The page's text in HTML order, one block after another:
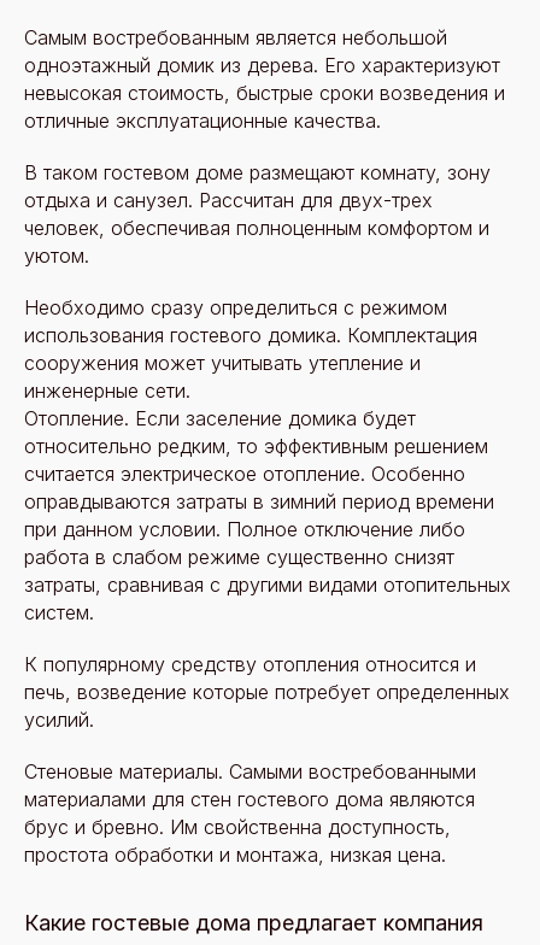
Самым востребованным является небольшой
одноэтажный домик из дерева. Его характеризуют
невысокая стоимость, быстрые сроки возведения и
отличные эксплуатационные качества.
В таком гостевом доме размещают комнату, зону
отдыха и санузел. Рассчитан для двух-трех
человек, обеспечивая полноценным комфортом и
уютом.
Необходимо сразу определиться с режимом
использования гостевого домика. Комплектация
сооружения может учитывать утепление и
инженерные сети.
Отопление. Если заселение домика будет
относительно редким, то эффективным решением
считается электрическое отопление. Особенно
оправдываются затраты в зимний период времени
при данном условии. Полное отключение либо
работа в слабом режиме существенно снизят
затраты, сравнивая с другими видами отопительных
систем.
К популярному средству отопления относится и
печь, возведение которые потребует определенных
усилий.
Стеновые материалы. Самыми востребованными
материалами для стен гостевого дома являются
брус и бревно. Им свойственна доступность,
простота обработки и монтажа, низкая цена.
Какие гостевые дома предлагает компания